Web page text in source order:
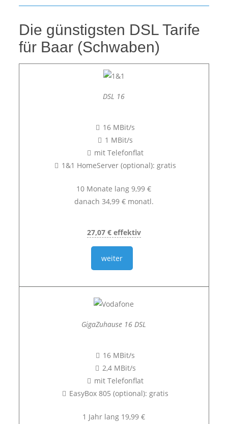
Die günstigsten DSL Tarife
für Baar (Schwaben)
DSL 16
16 MBit/s
1 MBit/s
mit Telefonflat
1&1 HomeServer (optional): gratis
10 Monate lang 9,99 €
danach 34,99 € monatl.
27,07 € effektiv
weiter
GigaZuhause 16 DSL
16 MBit/s
2,4 MBit/s
mit Telefonflat
EasyBox 805 (optional): gratis
1 Jahr lang 19,99 €